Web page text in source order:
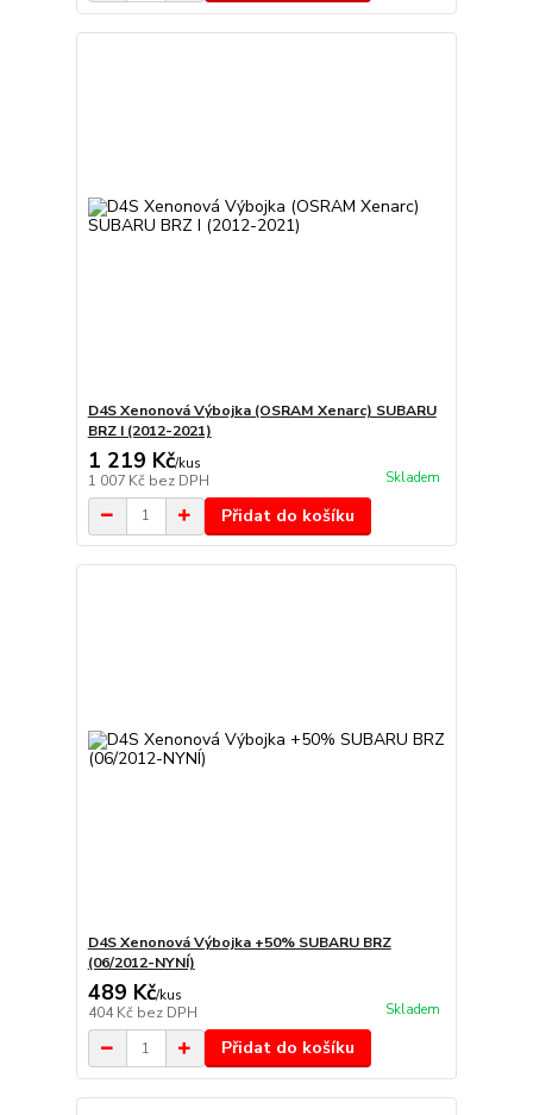
D4S Xenonová Výbojka (OSRAM Xenarc) SUBARU
BRZ I (2012-2021)
1 219 Kč/kus
1 007 Kč bez DPH Skladem
Přidat do košíku
D4S Xenonová Výbojka +50% SUBARU BRZ
(06/2012-NYNÍ)
489 Kč/kus
404 Kč bez DPH Skladem
Přidat do košíku